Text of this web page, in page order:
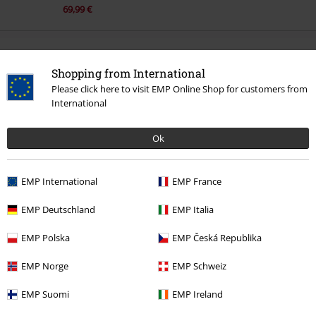
Shopping from International
Please click here to visit EMP Online Shop for customers from
International
Ok
EMP International EMP France
EMP Deutschland EMP Italia
EMP Polska EMP Česká Republika
EMP Norge EMP Schweiz
EMP Suomi EMP Ireland
69,99 €
Altre Categorie. Altre Scelte.
Stile Rockwear Rockwear donna
Giacche
Newsletter
Iscriviti ora e ricevi un buono sconto del 15%!